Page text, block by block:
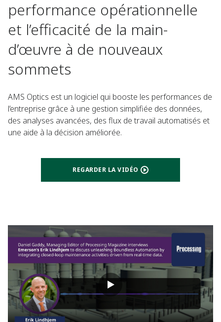
performance opérationnelle
et l’efficacité de la main-
d’œuvre à de nouveaux
sommets
AMS Optics est un logiciel qui booste les performances de
l’entreprise grâce à une gestion simplifiée des données,
des analyses avancées, des flux de travail automatisés et
une aide à la décision améliorée.
REGARDER LA VIDÉO